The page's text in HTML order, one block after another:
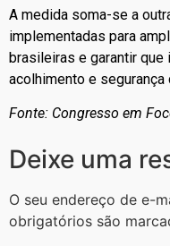
A medida soma-se a
implementadas para
brasileiras e garantir
acolhimento e
Fonte: Congresso em
Deixe uma
O seu endereço de e-
obrigatórios são